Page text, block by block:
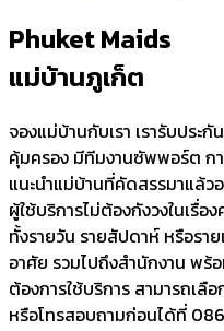
Phuket Maids
แม่บ้านภูเก็ต
จองแม่บ้านกับเรา เรารับประ
คุ้มครอง มีทีมงานซัพพอร์ต ก
แนะนำแม่บ้านที่คัดสรรมาแล้ว
ผู้ใช้บริการไม่ต้องกังวงในเรื่อ
ทั้งรายวัน รายสัปดาห์ หรือรา
อาศัย รวมไปถึงสำนักงาน พร้
ต้องการใช้บริการ สามารถเลื
หรือโทรสอบถามก่อนได้ที่